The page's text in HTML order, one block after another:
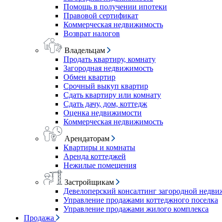
Помощь в получении ипотеки
Правовой сертификат
Коммерческая недвижимость
Возврат налогов
Владельцам
Продать квартиру, комнату
Загородная недвижимость
Обмен квартир
Срочный выкуп квартир
Сдать квартиру или комнату
Сдать дачу, дом, коттедж
Оценка недвижимости
Коммерческая недвижимость
Арендаторам
Квартиры и комнаты
Аренда коттеджей
Нежилые помещения
Застройщикам
Девелоперский консалтинг загородной
Управление продажами коттеджного поселка
Управление продажами жилого комплекса
Продажа